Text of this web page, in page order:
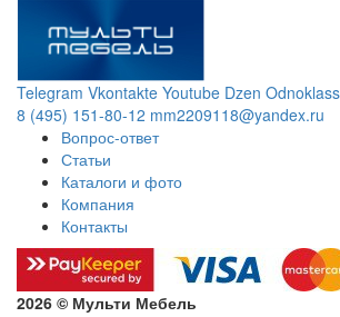
Telegram Vkontakte Youtube Dzen
8 (495) 151-80-12 mm2209118@yandex.ru
Вопрос-ответ
Статьи
Каталоги и фото
Компания
Контакты
2026 © Мульти Мебель